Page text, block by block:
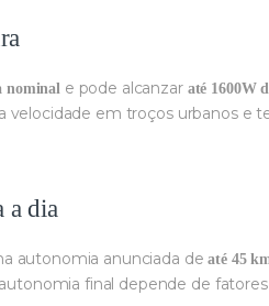
nominal e pode alcanzar até 1600W
velocidade em troços urbanos e
a dia
autonomia anunciada deaté 45
final depende de